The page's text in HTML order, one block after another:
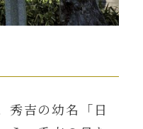
秀吉の幼名「日